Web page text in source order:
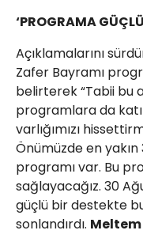
‘PROGRAMA
Açıklamalarını
Zafer Bayramı
belirterek “Tabii bu
programlara da
varlığımızı
Önümüzde en
programı var. Bu
sağlayacağız. 30
güçlü bir destekte
sonlandırdı. Meltem